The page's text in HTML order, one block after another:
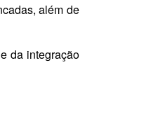
além de
da integração